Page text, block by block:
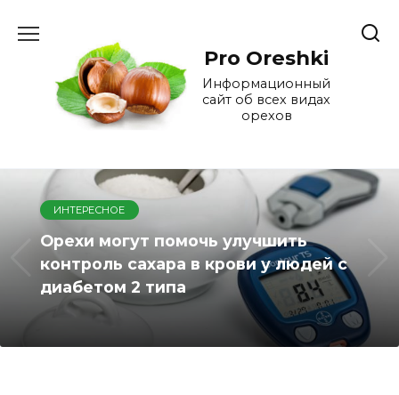
содержанию
Pro Oreshki
Информационный
сайт об всех видах
орехов
ИНТЕРЕСНОЕ
Орехи могут помочь улучшить
контроль сахара в крови у людей с
диабетом 2 типа